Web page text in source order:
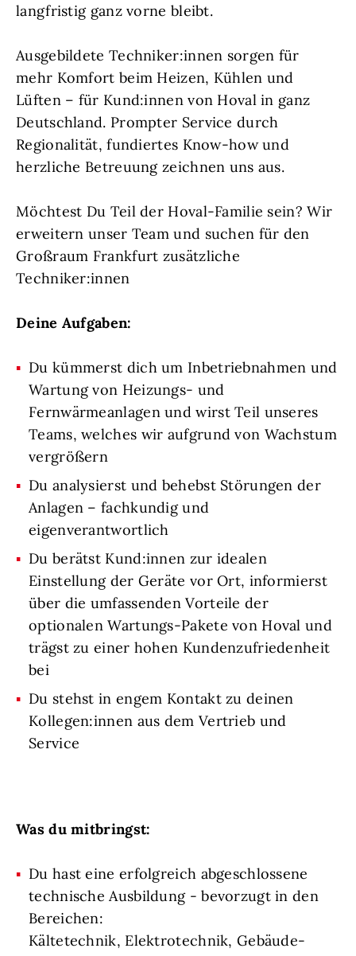
langfristig ganz vorne bleibt.
Ausgebildete Techniker:innen sorgen für
mehr Komfort beim Heizen, Kühlen und
Lüften – für Kund:innen von Hoval in ganz
Deutschland. Prompter Service durch
Regionalität, fundiertes Know-how und
herzliche Betreuung zeichnen uns aus.
Möchtest Du Teil der Hoval-Familie sein? Wir
erweitern unser Team und suchen für den
Großraum Frankfurt zusätzliche
Techniker:innen
Deine Aufgaben:
Du kümmerst dich um Inbetriebnahmen und
Wartung von Heizungs- und
Fernwärmeanlagen und wirst Teil unseres
Teams, welches wir aufgrund von Wachstum
vergrößern
Du analysierst und behebst Störungen der
Anlagen – fachkundig und
eigenverantwortlich
Du berätst Kund:innen zur idealen
Einstellung der Geräte vor Ort, informierst
über die umfassenden Vorteile der
optionalen Wartungs-Pakete von Hoval und
trägst zu einer hohen Kundenzufriedenheit
bei
Du stehst in engem Kontakt zu deinen
Kollegen:innen aus dem Vertrieb und
Service
Was du mitbringst:
Du hast eine erfolgreich abgeschlossene
technische Ausbildung - bevorzugt in den
Bereichen:
Kältetechnik, Elektrotechnik, Gebäude-